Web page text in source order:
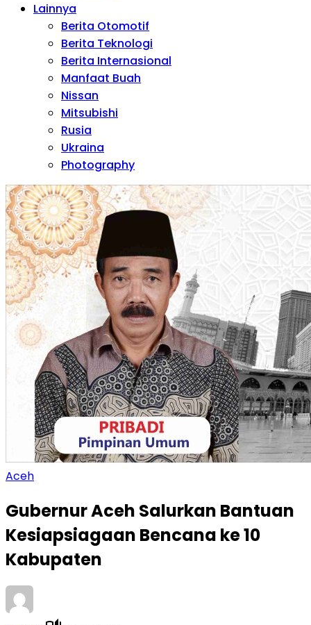
Lainnya
Berita Otomotif
Berita Teknologi
Berita Internasional
Manfaat Buah
Nissan
Mitsubishi
Rusia
Ukraina
Photography
Aceh
Gubernur Aceh Salurkan Bantuan
Kesiapsiagaan Bencana ke 10
Kabupaten